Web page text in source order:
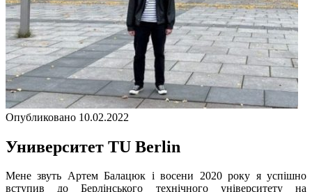
Опубликовано 10.02.2022
Университет TU Berlin
Мене звуть Артем Балацюк і восени 2020 року я успішно
вступив до Берлінського технічного університету на